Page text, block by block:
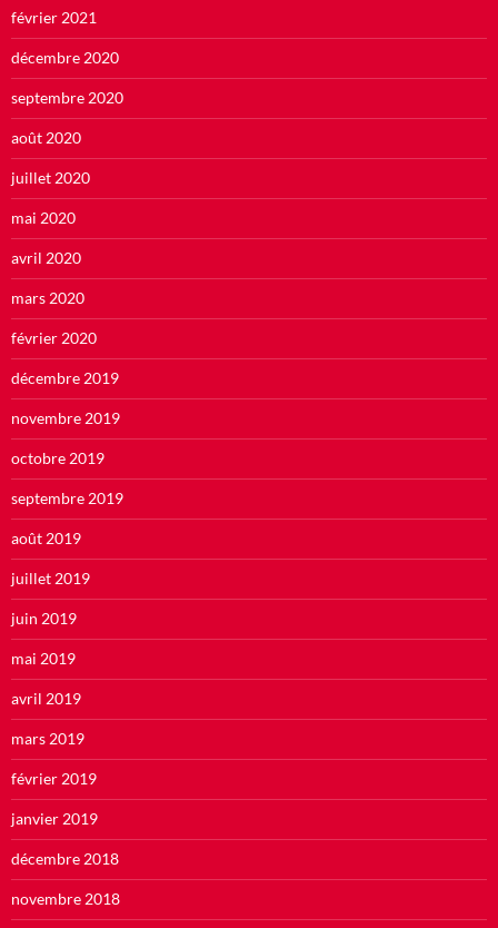
février 2021
décembre 2020
septembre 2020
août 2020
juillet 2020
mai 2020
avril 2020
mars 2020
février 2020
décembre 2019
novembre 2019
octobre 2019
septembre 2019
août 2019
juillet 2019
juin 2019
mai 2019
avril 2019
mars 2019
février 2019
janvier 2019
décembre 2018
novembre 2018